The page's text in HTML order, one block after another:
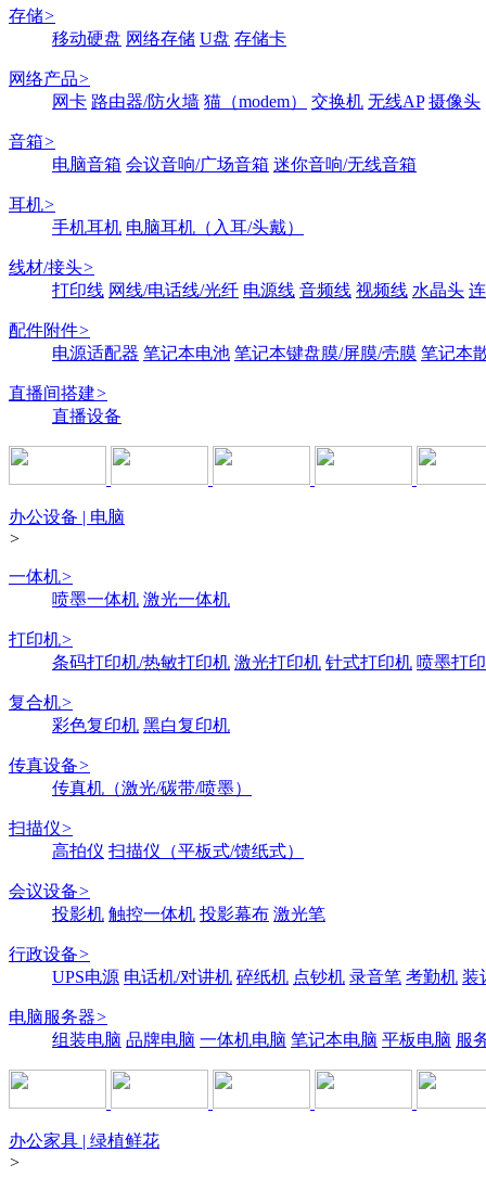
存储>
移动硬盘 网络存储 U盘 存储卡
网络产品>
网卡 路由器/防火墙 猫（modem） 交换机 无线AP 摄像头
音箱>
电脑音箱 会议音响/广场音箱 迷你音响/无线音箱
耳机>
手机耳机 电脑耳机（入耳/头戴）
线材/接头>
打印线 网线/电话线/光纤 电源线 音频线 视频线 水晶头
配件附件>
电源适配器 笔记本电池 笔记本键盘膜/屏膜/壳膜 笔记本
直播间搭建>
直播设备
办公设备 | 电脑
>
一体机>
喷墨一体机 激光一体机
打印机>
条码打印机/热敏打印机 激光打印机 针式打印机 喷墨打
复合机>
彩色复印机 黑白复印机
传真设备>
传真机（激光/碳带/喷墨）
扫描仪>
高拍仪 扫描仪（平板式/馈纸式）
会议设备>
投影机 触控一体机 投影幕布 激光笔
行政设备>
UPS电源 电话机/对讲机 碎纸机 点钞机 录音笔 考勤机 装
电脑服务器>
组装电脑 品牌电脑 一体机电脑 笔记本电脑 平板电脑 服
办公家具 | 绿植鲜花
>